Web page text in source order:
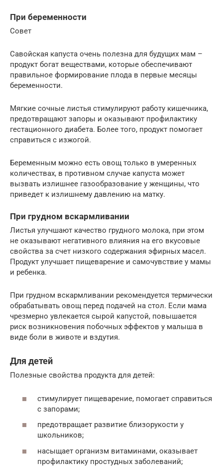
При беременности
Совет
Савойская капуста очень полезна для будущих мам –
продукт богат веществами, которые обеспечивают
правильное формирование плода в первые месяцы
беременности.
Мягкие сочные листья стимулируют работу кишечника,
предотвращают запоры и оказывают профилактику
гестационного диабета. Более того, продукт помогает
справиться с изжогой.
Беременным можно есть овощ только в умеренных
количествах, в противном случае капуста может
вызвать излишнее газообразование у женщины, что
приведет к излишнему давлению на матку.
При грудном вскармливании
Листья улучшают качество грудного молока, при этом
не оказывают негативного влияния на его вкусовые
свойства за счет низкого содержания эфирных масел.
Продукт улучшает пищеварение и самочувствие у мамы
и ребенка.
При грудном вскармливании рекомендуется термически
обрабатывать овощ перед подачей на стол. Если мама
чрезмерно увлекается сырой капустой, повышается
риск возникновения побочных эффектов у малыша в
виде боли в животе и вздутия.
Для детей
Полезные свойства продукта для детей:
стимулирует пищеварение, помогает справиться
с запорами;
предотвращает развитие близорукости у
школьников;
насыщает организм витаминами, оказывает
профилактику простудных заболеваний;